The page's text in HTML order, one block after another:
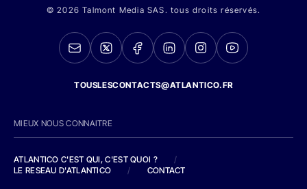
© 2026 Talmont Media SAS. tous droits réservés.
TOUSLESCONTACTS@ATLANTICO.FR
MIEUX NOUS CONNAITRE
ATLANTICO C'EST QUI, C'EST QUOI ?
/
LE RESEAU D'ATLANTICO
/ CONTACT